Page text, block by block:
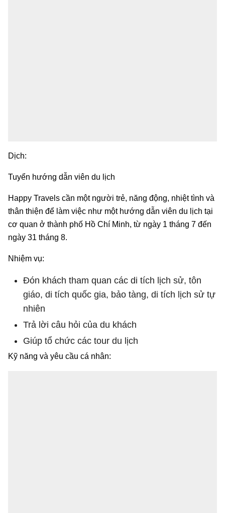
Dịch:
Tuyển hướng dẫn viên du lịch
Happy Travels cần một người trẻ, năng động, nhiệt tình và
thân thiện để làm việc như một hướng dẫn viên du lịch tại
cơ quan ở thành phố Hồ Chí Minh, từ ngày 1 tháng 7 đến
ngày 31 tháng 8.
Nhiệm vụ:
Đón khách tham quan các di tích lịch sử, tôn
giáo, di tích quốc gia, bảo tàng, di tích lịch sử tự
nhiên
Trả lời câu hỏi của du khách
Giúp tổ chức các tour du lịch
Kỹ năng và yêu cầu cá nhân: